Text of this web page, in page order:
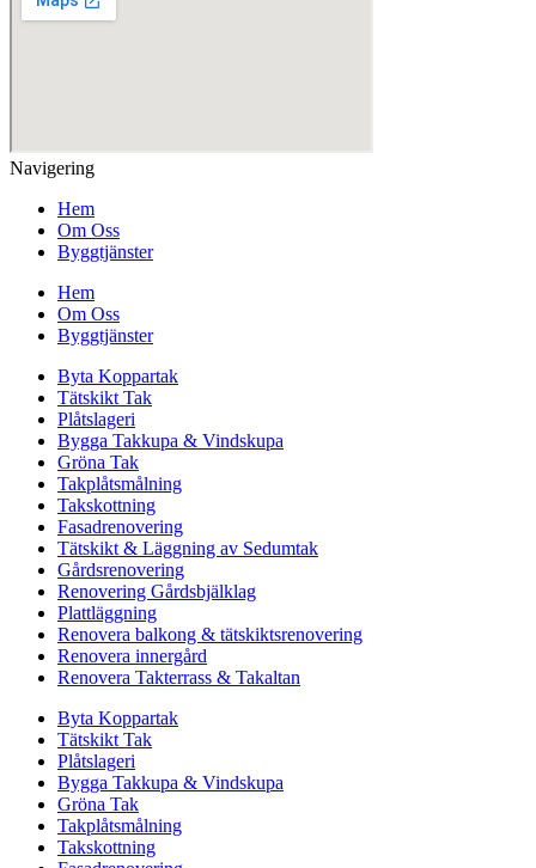
Navigering
Hem
Om Oss
Byggtjänster
Hem
Om Oss
Byggtjänster
Byta Koppartak
Tätskikt Tak
Plåtslageri
Bygga Takkupa & Vindskupa
Gröna Tak
Takplåtsmålning
Takskottning
Fasadrenovering
Tätskikt & Läggning av Sedumtak
Gårdsrenovering
Renovering Gårdsbjälklag
Plattläggning
Renovera balkong & tätskiktsrenovering
Renovera innergård
Renovera Takterrass & Takaltan
Byta Koppartak
Tätskikt Tak
Plåtslageri
Bygga Takkupa & Vindskupa
Gröna Tak
Takplåtsmålning
Takskottning